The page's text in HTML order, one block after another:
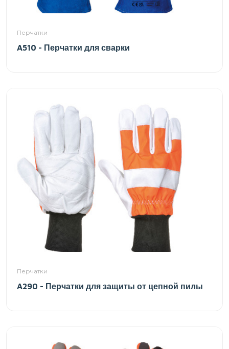
Перчатки
A510 - Перчатки для сварки
Перчатки
A290 - Перчатки для защиты от цепной пилы